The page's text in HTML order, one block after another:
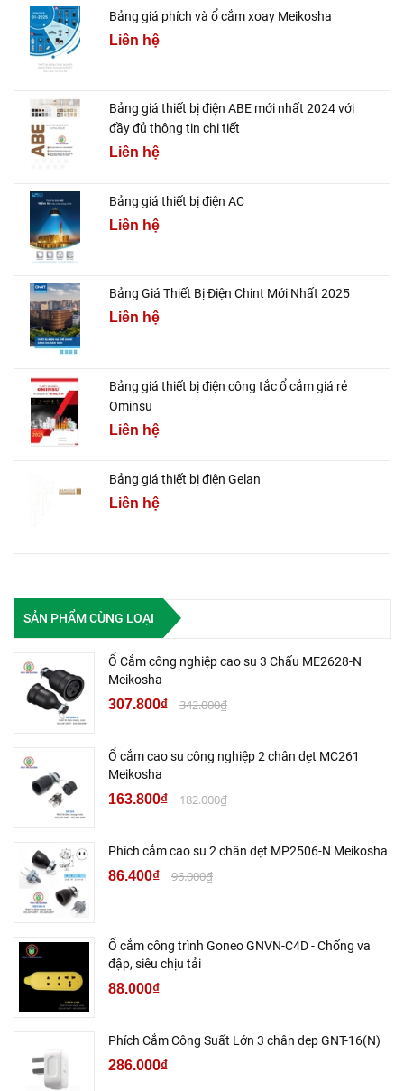
Bảng giá phích và ổ cắm xoay Meikosha
Liên hệ
Bảng giá thiết bị điện ABE mới nhất 2024 với
đầy đủ thông tin chi tiết
Liên hệ
Bảng giá thiết bị điện AC
Liên hệ
Bảng Giá Thiết Bị Điện Chint Mới Nhất 2025
Liên hệ
Bảng giá thiết bị điện công tắc ổ cắm giá rẻ
Ominsu
Liên hệ
Bảng giá thiết bị điện Gelan
Liên hệ
SẢN PHẨM CÙNG LOẠI
Ổ Cắm công nghiệp cao su 3 Chấu ME2628-N
Meikosha
307.800₫ 342.000₫
Ổ cắm cao su công nghiệp 2 chân dẹt MC261
Meikosha
163.800₫ 182.000₫
Phích cắm cao su 2 chân dẹt MP2506-N Meikosha
86.400₫ 96.000₫
Ổ cắm công trình Goneo GNVN-C4D - Chống va
đập, siêu chịu tải
88.000₫
Phích Cắm Công Suất Lớn 3 chân dẹp GNT-16(N)
286.000₫